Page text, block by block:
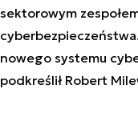
sektorowym
nowego systemu
podkreślił Robert